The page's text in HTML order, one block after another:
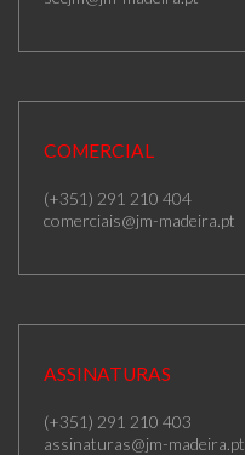
COMERCIAL
(+351) 291 210 404
comerciais@jm-madeira.pt
ASSINATURAS
(+351) 291 210 403
assinaturas@jm-madeira.pt